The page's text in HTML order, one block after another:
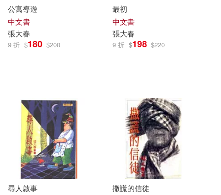
公寓導遊
中文書
張大春
9 折 $180 $200
最初
中文書
張大春
9 折 $198 $220
尋人啟事
撒謊的信徒